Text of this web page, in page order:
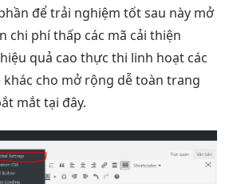
đểtrải nghiệm tốtsau này mở
chi phí thấp các mã cải thiện
hiệu quả cao thực thi linh hoạtcác
khác cho mở rộng dễtoàn trang
mắttại đây.